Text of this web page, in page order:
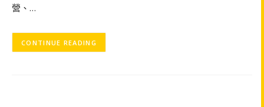
營、…
CONTINUE READING